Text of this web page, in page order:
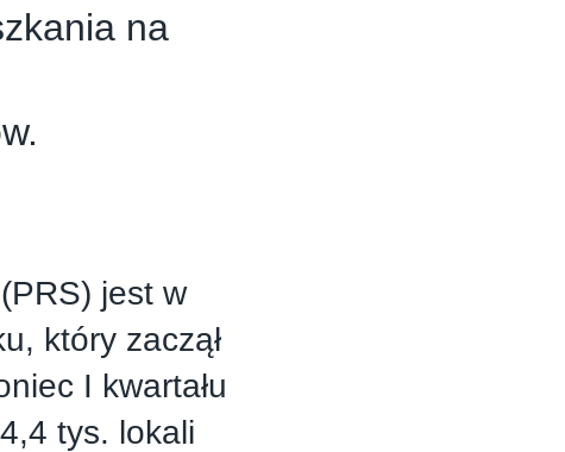
na
jest w
który zaczął
I kwartału
tys. lokali